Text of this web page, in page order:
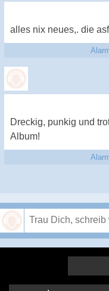
alles nix neues,. die
Dreckig, punkig und
Album!